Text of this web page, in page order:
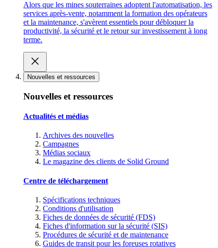
Alors que les mines souterraines adoptent l'automatisation, les
services après-vente, notamment la formation des opérateurs
et la maintenance, s'avèrent essentiels pour débloquer la
productivité, la sécurité et le retour sur investissement à long
terme.
Nouvelles et ressources
Nouvelles et ressources
Actualités et médias
Archives des nouvelles
Campagnes
Médias sociaux
Le magazine des clients de Solid Ground
Centre de téléchargement
Spécifications techniques
Conditions d'utilisation
Fiches de données de sécurité (FDS)
Fiches d'information sur la sécurité (SIS)
Procédures de sécurité et de maintenance
Guides de transit pour les foreuses rotatives